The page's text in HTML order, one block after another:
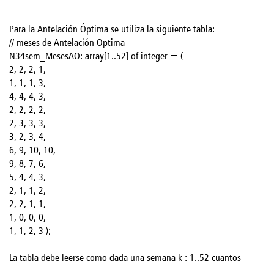
Para la Antelación Óptima se utiliza la siguiente tabla:
// meses de Antelación Optima
N34sem_MesesAO: array[1..52] of integer = (
2, 2, 2, 1,
1, 1, 1, 3,
4, 4, 4, 3,
2, 2, 2, 2,
2, 3, 3, 3,
3, 2, 3, 4,
6, 9, 10, 10,
9, 8, 7, 6,
5, 4, 4, 3,
2, 1, 1, 2,
2, 2, 1, 1,
1, 0, 0, 0,
1, 1, 2, 3 );
La tabla debe leerse como dada una semana k : 1..52 cuantos